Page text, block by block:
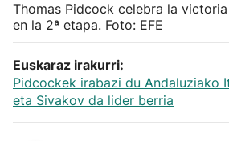
"Helmuga"
Thomas Pidcock celebra la
en la 2ª etapa. Foto: EFE
Euskaraz irakurri:
Pidcockek irabazi du Andaluziako
eta Sivakov da lider berria